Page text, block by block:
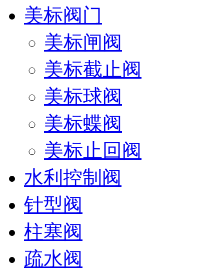
美标阀门
美标闸阀
美标截止阀
美标球阀
美标蝶阀
美标止回阀
水利控制阀
针型阀
柱塞阀
疏水阀